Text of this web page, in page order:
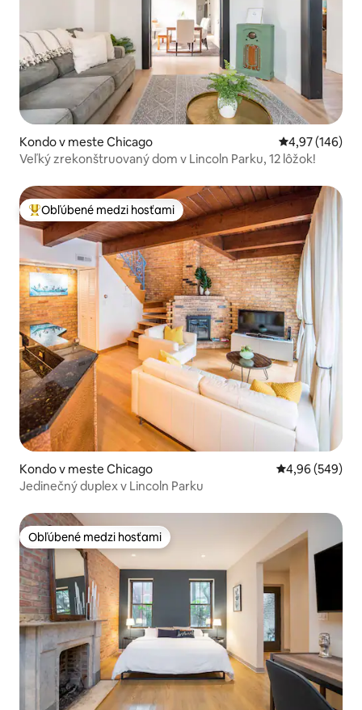
Kondo v meste Chicago Priemerné
4,97 (146)
Veľký zrekonštruovaný dom v Lincoln Parku, 12 lôžok!
Najobľúbenejšie medzi hosťami
Obľúbené medzi hosťami
Kondo v meste Chicago Priemerné
4,96 (549)
Jedinečný duplex v Lincoln Parku
Obľúbené medzi hosťami
Obľúbené medzi hosťami